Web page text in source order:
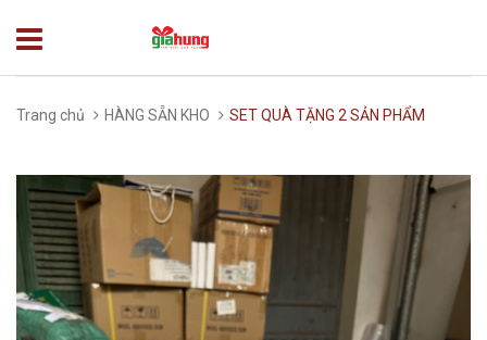
Trang chủ HÀNG SẴN KHO SET QUÀ TẶNG 2 SẢN PHẨM